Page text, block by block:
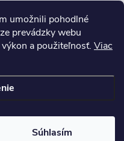
umožnili pohodlné
prevádzky webu
a použiteľnosť. Viac
Súhlasím
vyhradené.